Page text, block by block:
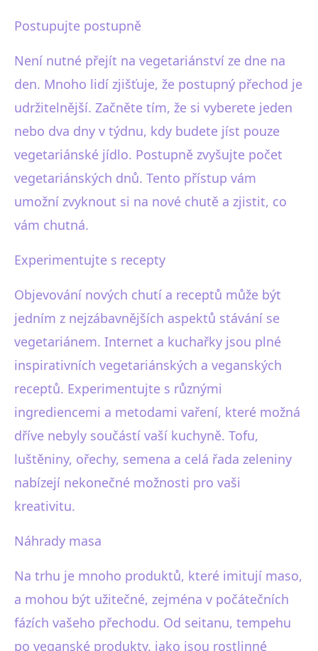
Postupujte postupně
Není nutné přejít na vegetariánství ze dne na
den. Mnoho lidí zjišťuje, že postupný přechod je
udržitelnější. Začněte tím, že si vyberete jeden
nebo dva dny v týdnu, kdy budete jíst pouze
vegetariánské jídlo. Postupně zvyšujte počet
vegetariánských dnů. Tento přístup vám
umožní zvyknout si na nové chutě a zjistit, co
vám chutná.
Experimentujte s recepty
Objevování nových chutí a receptů může být
jedním z nejzábavnějších aspektů stávání se
vegetariánem. Internet a kuchařky jsou plné
inspirativních vegetariánských a veganských
receptů. Experimentujte s různými
ingrediencemi a metodami vaření, které možná
dříve nebyly součástí vaší kuchyně. Tofu,
luštěniny, ořechy, semena a celá řada zeleniny
nabízejí nekonečné možnosti pro vaši
kreativitu.
Náhrady masa
Na trhu je mnoho produktů, které imitují maso,
a mohou být užitečné, zejména v počátečních
fázích vašeho přechodu. Od seitanu, tempehu
po veganské produkty, jako jsou rostlinné